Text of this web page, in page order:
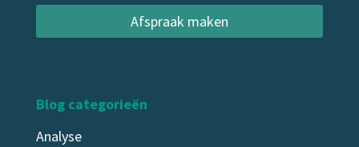
Afspraak maken
Blog categorieën
Analyse